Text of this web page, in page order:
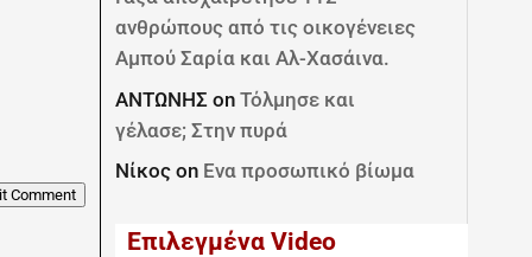
Comment
ανθρώπους από τις οικογένειες
Αμπού Σαρία και Αλ-Χασάινα.
ΑΝΤΩΝΗΣ onΤόλμησε και
γέλασε; Στην πυρά
Νίκος on Ενα προσωπικό βίωμα
Επιλεγμένα Video